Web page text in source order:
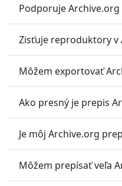
Podporuje Archive.org
Zisťuje reproduktory v
Môžem exportovať
Ako presný je prepis
Je môj Archive.org
Môžem prepísať veľa